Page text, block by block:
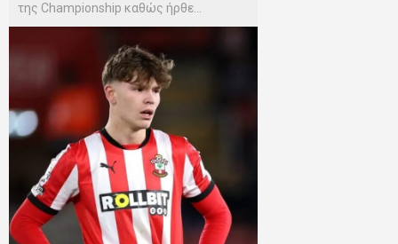
της Championship καθώς ήρθε...